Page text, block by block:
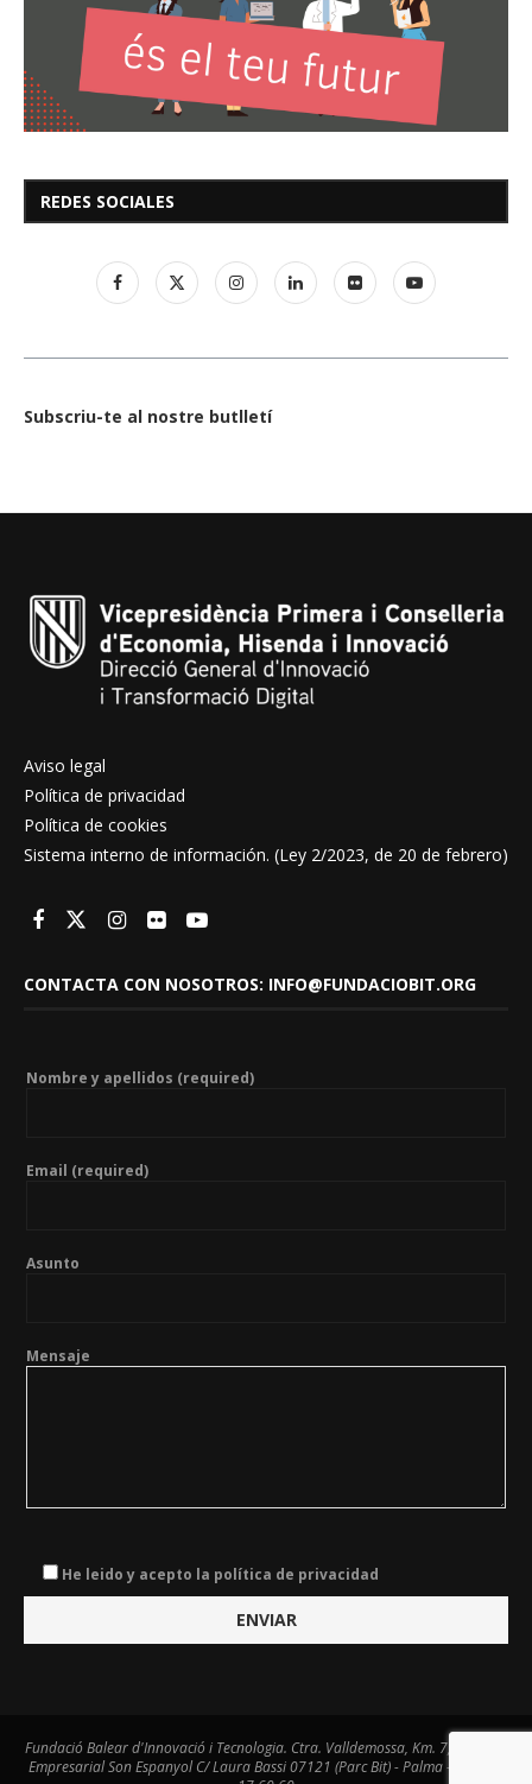
REDES SOCIALES
Subscriu-te al nostre butlletí
Aviso legal
Política de privacidad
Política de cookies
Sistema interno de información. (Ley 2/2023, de 20 de febrero)
CONTACTA CON NOSOTROS: INFO@FUNDACIOBIT.ORG
Nombre y apellidos (required)
Email (required)
Asunto
Mensaje
He leido y acepto la política de privacidad
Fundació Balear d'Innovació i Tecnologia. Ctra. Valldemossa, Km. 7,4. Centre
Empresarial Son Espanyol C/ Laura Bassi 07121 (Parc Bit) - Palma - Tel. 971